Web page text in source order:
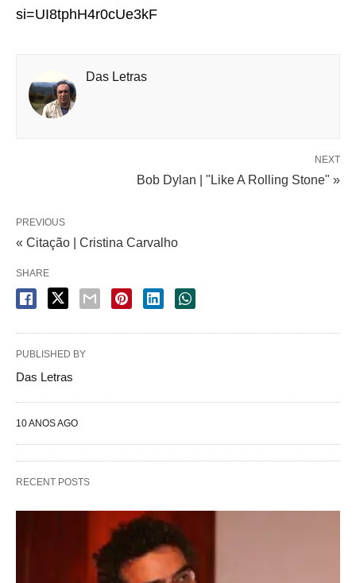
si=UI8tphH4r0cUe3kF
Das Letras
NEXT
Bob Dylan | "Like A Rolling Stone" »
PREVIOUS
« Citação | Cristina Carvalho
SHARE
PUBLISHED BY
Das Letras
10 ANOS AGO
RECENT POSTS